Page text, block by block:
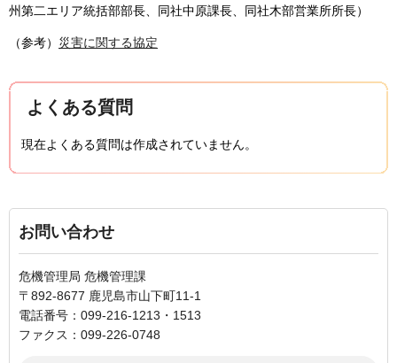
州第二エリア統括部部長、同社中原課長、同社木部営業所所長）
（参考） 災害に関する協定
よくある質問
現在よくある質問は作成されていません。
お問い合わせ
危機管理局 危機管理課
〒892-8677 鹿児島市山下町11-1
電話番号：099-216-1213・1513
ファクス：099-226-0748